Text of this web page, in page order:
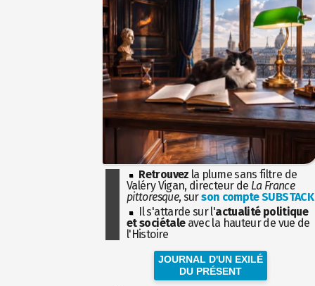
Retrouvez la plume sans filtre de
Valéry Vigan, directeur de La France
pittoresque, surson compte SUBSTACK
Il s'attarde sur l'actualité politique
et sociétaleavec la hauteur de vue de
l'Histoire
JOURNAL D'UN EXILÉ
DU PRÉSENT